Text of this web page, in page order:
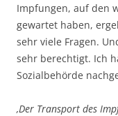
Impfungen, auf den
gewartet haben,
sehr viele Fragen.
sehr berechtigt. Ich
Sozialbehörde
‚Der Transport des